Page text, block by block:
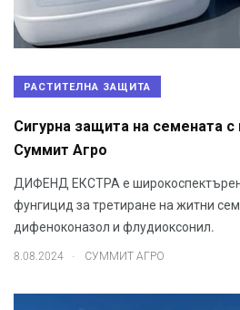
РАСТИТЕЛНА ЗАЩИТА
Сигурна защита на семената с
Суммит Агро
ДИФЕНД ЕКСТРА е
фунгицид за третиране на житни
дифеноконазол и флудиоксонил.
8.08.2024 СУММИТ АГРО